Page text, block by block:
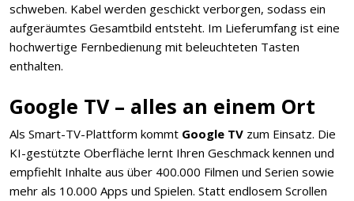
schweben. Kabel werden geschickt verborgen, sodass ein
aufgeräumtes Gesamtbild entsteht. Im Lieferumfang ist eine
hochwertige Fernbedienung mit beleuchteten Tasten
enthalten.
Google TV – alles an einem Ort
Als Smart-TV-Plattform kommt Google TV zum Einsatz. Die
KI-gestützte Oberfläche lernt Ihren Geschmack kennen und
empfiehlt Inhalte aus über 400.000 Filmen und Serien sowie
mehr als 10.000 Apps und Spielen. Statt endlosem Scrollen